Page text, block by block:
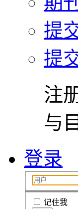
提
提
注
与
登录
记住我